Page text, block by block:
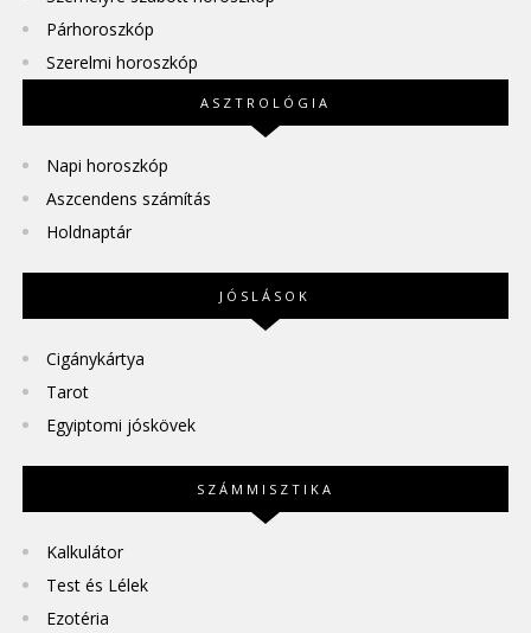
Párhoroszkóp
Szerelmi horoszkóp
ASZTROLÓGIA
Napi horoszkóp
Aszcendens számítás
Holdnaptár
JÓSLÁSOK
Cigánykártya
Tarot
Egyiptomi jóskövek
SZÁMMISZTIKA
Kalkulátor
Test és Lélek
Ezotéria